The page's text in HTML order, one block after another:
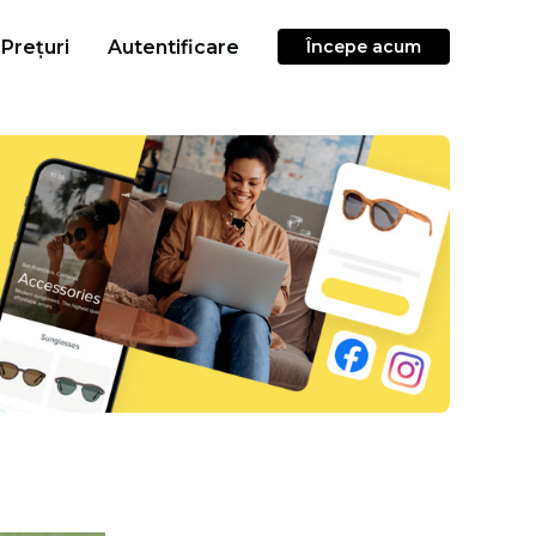
Prețuri Autentificare Începe acum